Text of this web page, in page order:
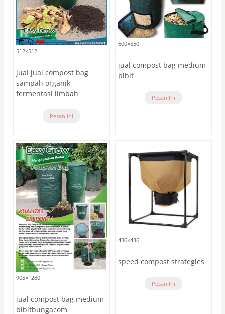
512×512
jual jual compost bag
sampah organik
fermentasi limbah
Pesan Ini
600×550
jual compost bag medium
bibit
Pesan Ini
905×1280
jual compost bag medium
bibitbungacom
436×436
speed compost strategies
Pesan Ini